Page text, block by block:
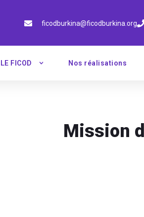
ficodburkina@ficodburkina.org
LE FICOD Nos réalisations
Mission